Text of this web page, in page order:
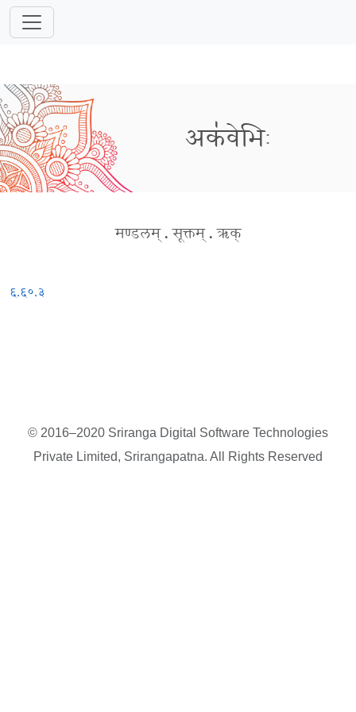
अक॑वेभिः
मण्डलम् . सूक्तम् . ऋक्
६.६०.३
© 2016–2020 Sriranga Digital Software Technologies
Private Limited, Srirangapatna. All Rights Reserved